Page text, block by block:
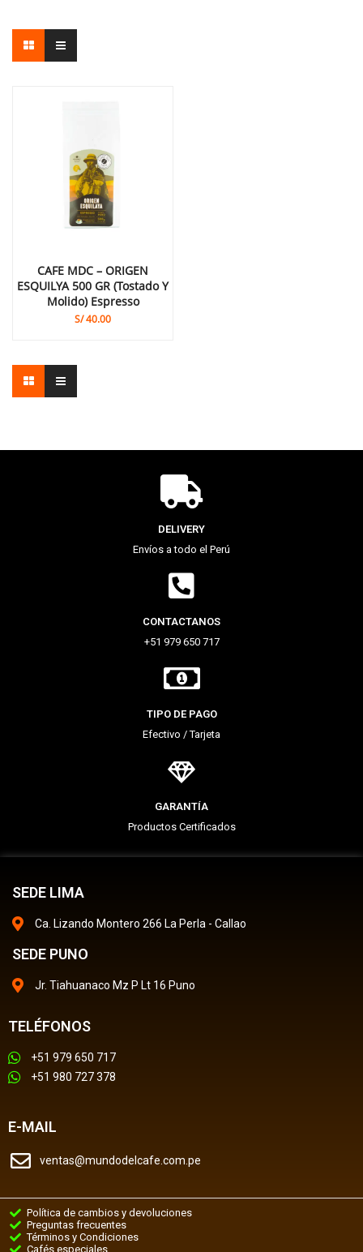
CAFE MDC – ORIGEN
ESQUILYA 500 GR (tostado Y
Molido) Espresso
S/40.00
DELIVERY
Envíos a todo el Perú
CONTACTANOS
+51 979 650 717
TIPO DE PAGO
Efectivo / Tarjeta
GARANTÍA
Productos Certificados
SEDE LIMA
Ca. Lizando Montero 266 La Perla - Callao
SEDE PUNO
Jr. Tiahuanaco Mz P Lt 16 Puno
TELÉFONOS
+51 979 650 717
+51 980 727 378
E-MAIL
ventas@mundodelcafe.com.pe
Política de cambios y devoluciones
Preguntas frecuentes
Términos y Condiciones
Cafés especiales